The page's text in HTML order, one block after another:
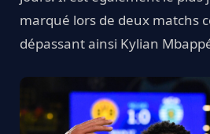
marqué lors de deux matchs
dépassant ainsi Kylian